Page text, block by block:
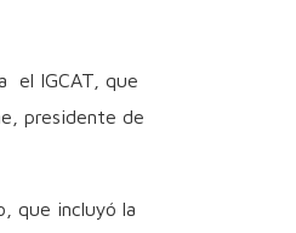
el IGCAT, que
presidente de
que incluyó la